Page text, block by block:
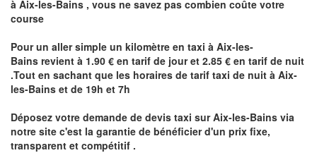
à Aix-les-Bains , vous ne savez pas combien coûte votre
course
Pour un aller simple un kilomètre en taxi à Aix-les-
Bains revient à 1.90 € en tarif de jour et 2.85 € en tarif de nuit
.Tout en sachant que les horaires de tarif taxi de nuit à Aix-
les-Bains et de 19h et 7h
Déposez votre demande de devis taxi surAix-les-Bains via
notre site c'est la garantie de bénéficier d'un prix fixe,
transparent et compétitif .